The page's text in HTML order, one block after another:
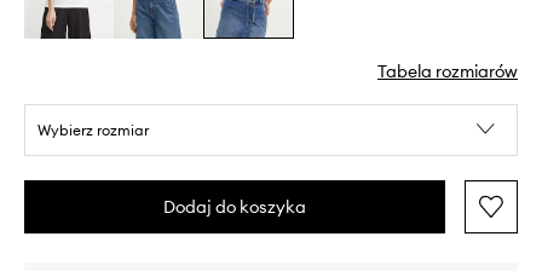
Tabela rozmiarów
Wybierz rozmiar
Dodaj do koszyka